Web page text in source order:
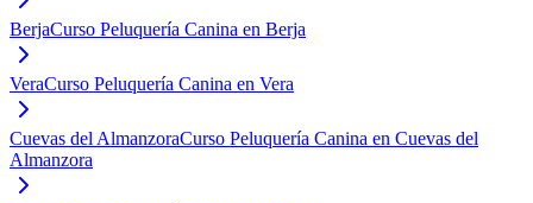
BerjaCurso Peluquería Canina en Berja
VeraCurso Peluquería Canina en Vera
Cuevas del AlmanzoraCurso Peluquería Canina en Cuevas del
Almanzora